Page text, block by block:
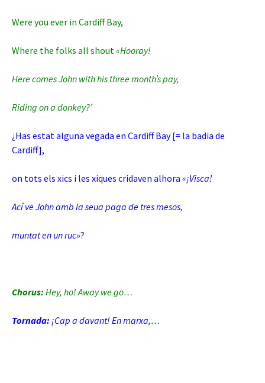
Were you ever in Cardiff Bay,
Where the folks all shout«Hooray!
Here comes John with his three month’s pay,
Riding on a donkey?’
¿Has estat alguna vegada en Cardiff Bay [= la badia de
Cardiff],
on tots els xics i les xiques cridaven alhora «¡Visca!
Ací ve John amb la seua paga de tres mesos,
muntat en unruc»?
Chorus: Hey, ho! Away we go…
Tornada: ¡Cap a davant! En marxa,…